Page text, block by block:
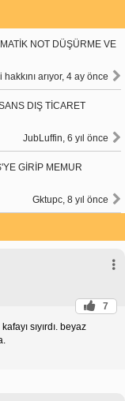
NOT DÜŞÜRME VE
hakkını arıyor, 4 ay önce
DIŞ TİCARET
JubLuffin, 6 yıl önce
GİRİP MEMUR
Gktupc, 8 yıl önce
7
sıyırdı. beyaz